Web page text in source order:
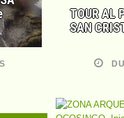
TOUR AL
SAN